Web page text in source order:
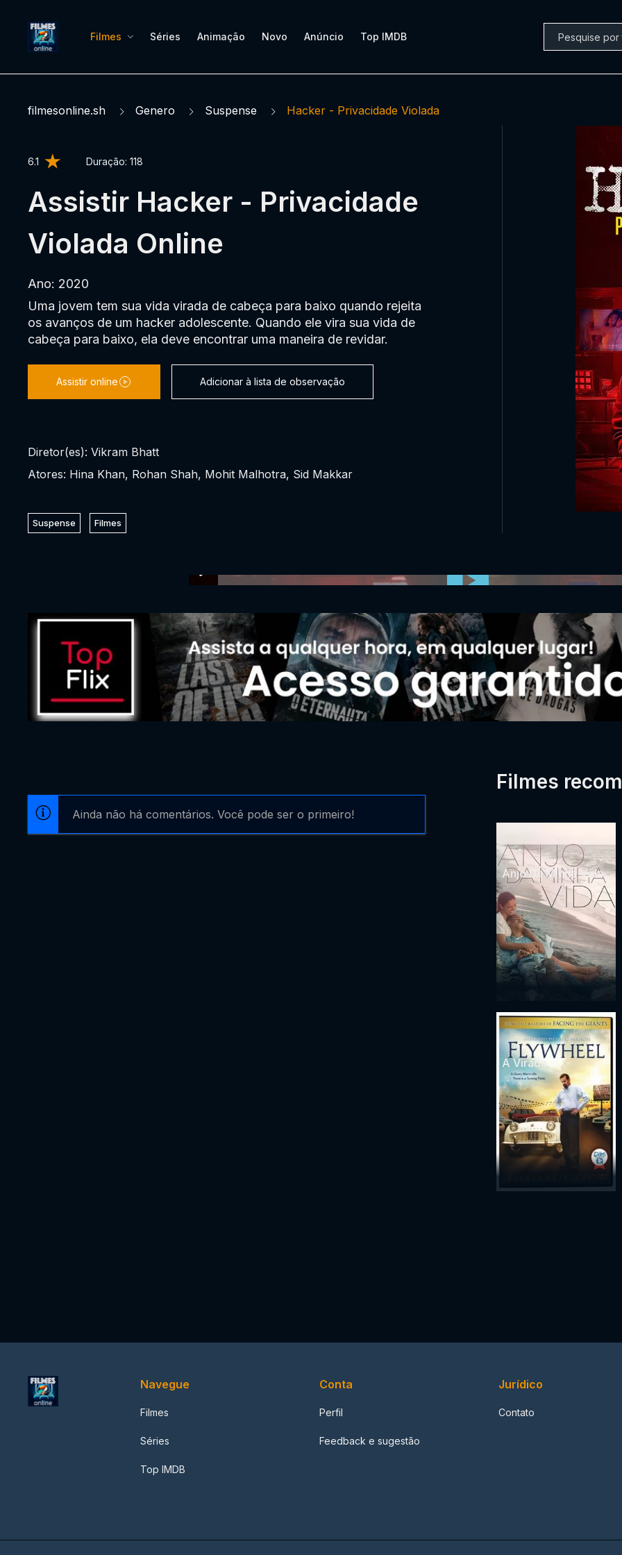
Filmes Séries Animação Novo Anúncio Top IMDB
filmesonline.sh Genero Suspense Hacker - Privacidade Violada
6.1 Duração: 118
Assistir Hacker - Privacidade
Violada Online
Ano: 2020
Uma jovem tem sua vida virada de cabeça para baixo quando rejeita
os avanços de um hacker adolescente. Quando ele vira sua vida de
cabeça para baixo, ela deve encontrar uma maneira de revidar.
Assistir online Adicionar à lista de observação
Diretor(es): Vikram Bhatt
Atores: Hina Khan, Rohan Shah, Mohit Malhotra, Sid Makkar
Suspense Filmes
Ainda não há comentários. Você pode ser o primeiro!
Filmes
Anjo Da Minha Vida
A Virada
Navegue
Filmes
Séries
Top IMDB
Conta
Perfil
Feedback e sugestão
Jurídico
Contato